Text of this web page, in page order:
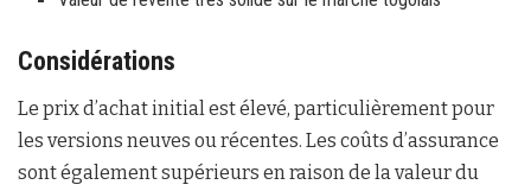
Considérations
Le prix d’achat initial est élevé, particulièrement pour
les versions neuves ou récentes. Les coûts d’assurance
sont également supérieurs en raison de la valeur du